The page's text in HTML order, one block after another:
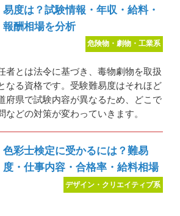
易度は？試験情報・年収・給料・
報酬相場を分析
危険物・劇物・工業系
者とは法令に基づき、毒物劇物を取扱
なる資格です。受験難易度はそれほど
府県で試験内容が異なるため、どこで
などの対策が変わっていきます。
色彩士検定に受かるには？難易
度・仕事内容・合格率・給料相場
デザイン・クリエイティブ系